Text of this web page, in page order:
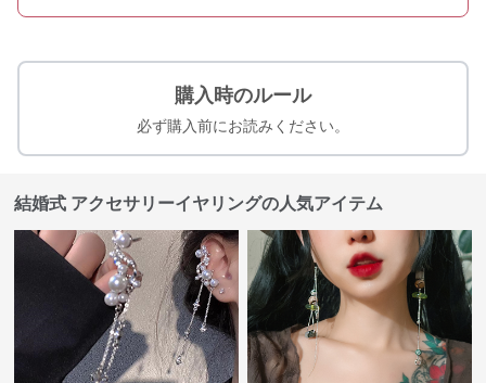
購入時のルール
必ず購入前にお読みください。
結婚式 アクセサリーイヤリングの人気アイテム